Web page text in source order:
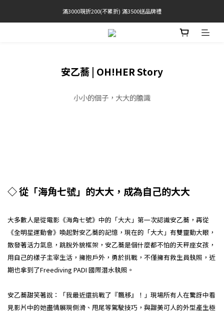
官網限定! 滿千免運(僅限台灣本島)
滿3000現折200(不累折) 滿3500送品牌禮
Free Shipping On Orders Over $2000 (TW Only)
安乙蕎 | OH!HER Story
小小的個子，大大的膽識
◇ 從「海角七號」的大大，成為自己的大大
大多數人是從電影《海角七號》中的「大大」第一次認識安乙蕎，再從
《全明星運動會》喚起對安乙蕎的記憶，現在的「大大」有雙靈動大眼，
散發著活力氣息，跳脫外貌框架，安乙蕎是個什麼都不怕的天秤座女孩，
用自己的樣子主宰生活，擁抱戶外，勇於挑戰，不僅擁有救生員執照，近
期也拿到了Freediving PADI 國際潛水執照。
安乙蕎甜笑著說：「我最近還挑戰了『飄移』！」現場所有人在驚訝中看
見影片中的她盡情展現側滑、甩尾等駕駛技巧，與甜美可人的外型產生極